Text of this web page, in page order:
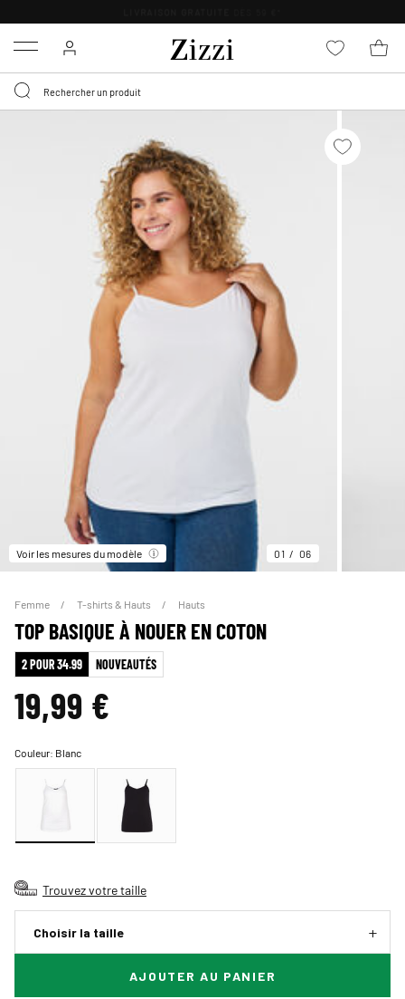
Menu
Voir les mesures du modèle 01 06
Femme T-shirts & Hauts Hauts
TOP BASIQUE À NOUER EN COTON
2 POUR 34.99 NOUVEAUTÉS
19,99 €
Couleur: Blanc
Trouvez votre taille
Choisir la taille
AJOUTER AU PANIER